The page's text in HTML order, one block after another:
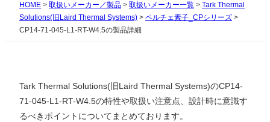
HOME > 取扱いメーカー／製品 > 取扱いメーカー一覧 > Tark Thermal
Solutions(旧Laird Thermal Systems) > ペルチェ素子_CPシリーズ >
CP14-71-045-L1-RT-W4.5の製品詳細
Tark Thermal Solutions(旧Laird Thermal Systems)のCP14-
71-045-L1-RT-W4.5の特性や取扱い注意点、設計時に意識す
るべきポイントについてまとめております。